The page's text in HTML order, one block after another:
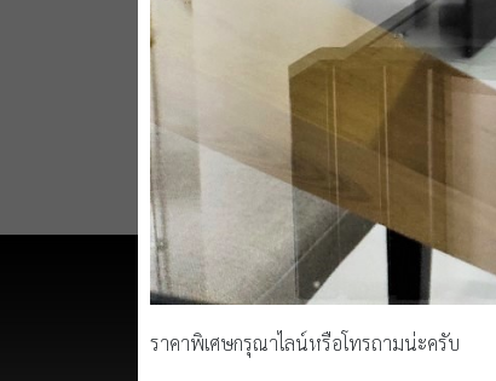
ราคาพิเศษกรุณาไลน์หรือโทรถามน่ะครับ